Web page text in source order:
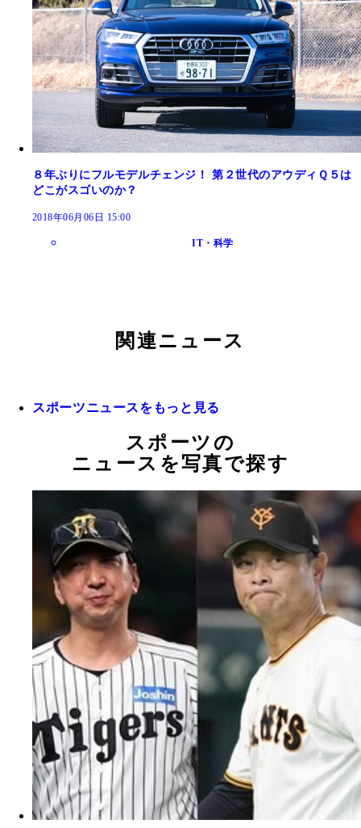
８年ぶりにフルモデルチェンジ！ 第２世代のアウディＱ５は
どこがスゴいのか？
2018年06月06日 15:00
IT・科学
関連ニュース
スポーツニュースをもっと見る
スポーツの
ニュースを写真で探す